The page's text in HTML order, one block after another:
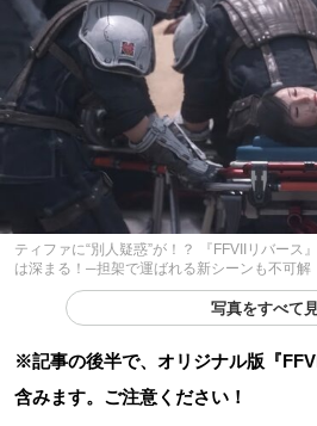
ティファに“別人疑惑”が！？ 『FFVIIリバース
は深まる！─担架で運ばれる新シーンも不可解
写真をすべて
※記事の後半で、オリジナル版『
含みます。ご注意ください！